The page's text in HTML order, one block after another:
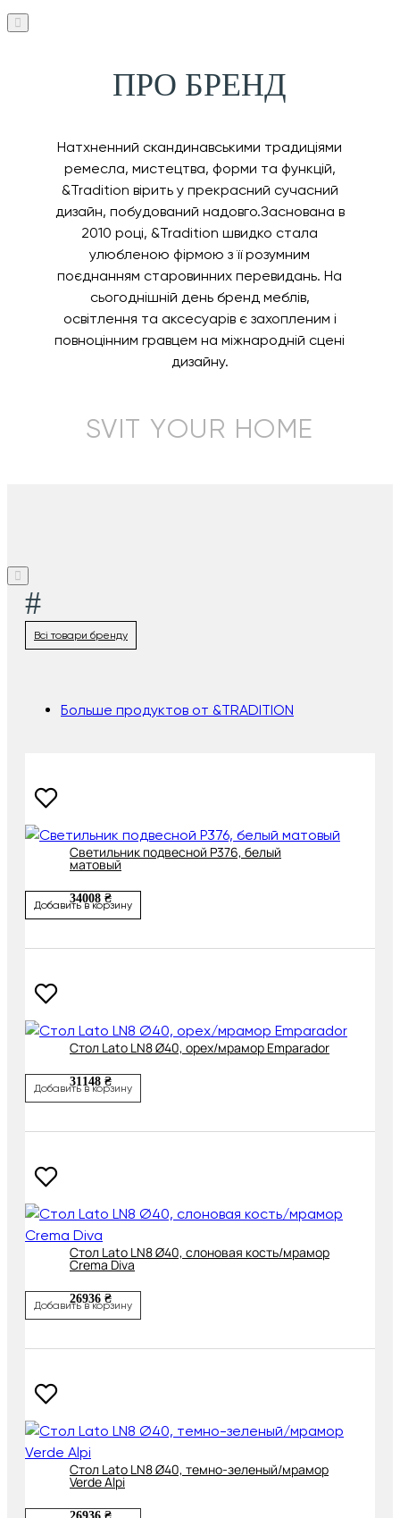
ПРО БРЕНД
Натхненний скандинавськими традиціями
ремесла, мистецтва, форми та функцій,
&Tradition вірить у прекрасний сучасний
дизайн, побудований надовго.Заснована в
2010 році, &Tradition швидко стала
улюбленою фірмою з її розумним
поєднанням старовинних перевидань. На
сьогоднішній день бренд меблів,
освітлення та аксесуарів є захопленим і
повноцінним гравцем на міжнародній сцені
дизайну.
SVIT YOUR HOME
#
Всі товари бренду
Больше продуктов от &TRADITION
Cветильник подвесной P376, белый
матовый
34008 ₴
Добавить в корзину
Cтол Lato LN8 Ø40, орех/мрамор Emparador
31148 ₴
Добавить в корзину
Cтол Lato LN8 Ø40, слоновая кость/мрамор
Crema Diva
26936 ₴
Добавить в корзину
Cтол Lato LN8 Ø40, темно-зеленый/мрамор
Verde Alpi
26936 ₴